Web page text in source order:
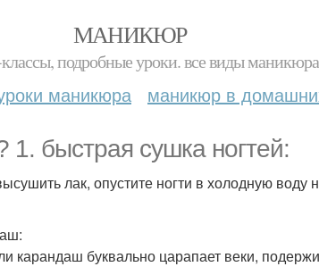
МАНИКЮР
подробные уроки. все виды
маникюра маникюр в
1. быстрая сушка ногтей:
лак, опустите ногти в холодную
карандаш буквально царапает веки,